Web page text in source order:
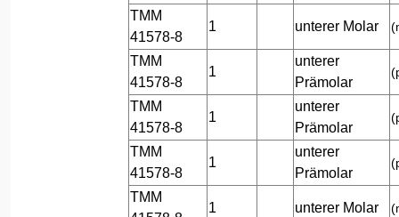
TMM
41578-8
1 unterer Molar
TMM
41578-8
1
unterer
Prämolar
TMM
41578-8
1
unterer
Prämolar
TMM
41578-8
1
unterer
Prämolar
TMM
1 unterer Molar